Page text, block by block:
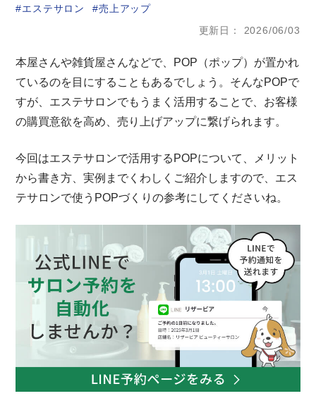
エステサロン
売上アップ
更新日
2026/06/03
本屋さんや雑貨屋さんなどで、POP（ポップ）が置かれ
ているのを目にすることもあるでしょう。そんなPOPで
すが、エステサロンでもうまく活用することで、お客様
の購買意欲を高め、売り上げアップに繋げられます。
今回はエステサロンで活用するPOPについて、メリット
から書き方、実例までくわしくご紹介しますので、エス
テサロンで使うPOPづくりの参考にしてくださいね。